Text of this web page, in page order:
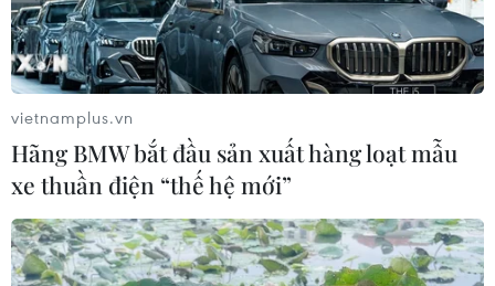
vietnamplus.vn
Hãng BMW bắt đầu sản xuất hàng loạt mẫu
xe thuần điện “thế hệ mới”